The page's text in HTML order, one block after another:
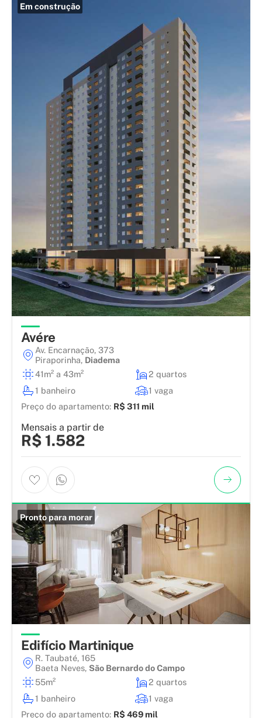
Em construção
Avére
Av. Encarnação, 373
Piraporinha, Diadema
41m² a 43m²
2 quartos
1 banheiro
1 vaga
Preço do apartamento: R$ 311 mil
Mensais a partir de
R$ 1.582
Pronto para morar
Edifício Martinique
R. Taubaté, 165
Baeta Neves, São Bernardo do Campo
55m²
2 quartos
1 banheiro
1 vaga
Preço do apartamento: R$ 469 mil